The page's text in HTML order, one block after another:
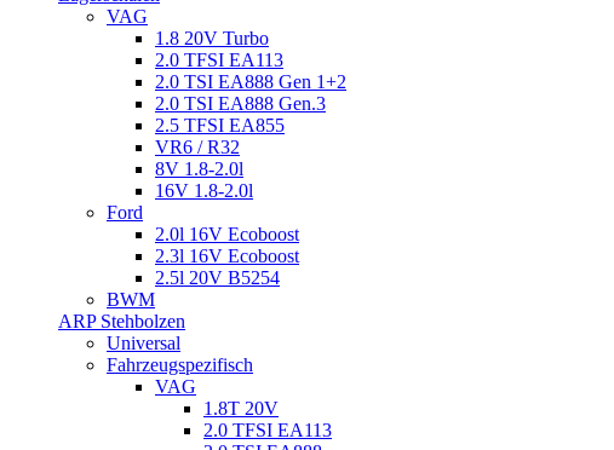
VAG
1.8 20V Turbo
2.0 TFSI EA113
2.0 TSI EA888 Gen 1+2
2.0 TSI EA888 Gen.3
2.5 TFSI EA855
VR6 / R32
8V 1.8-2.0l
16V 1.8-2.0l
Ford
2.0l 16V Ecoboost
2.3l 16V Ecoboost
2.5l 20V B5254
BWM
ARP Stehbolzen
Universal
Fahrzeugspezifisch
VAG
1.8T 20V
2.0 TFSI EA113